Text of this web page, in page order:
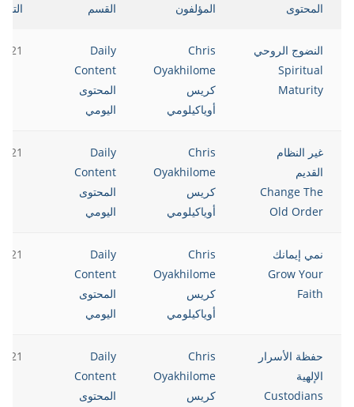
المحتوى
المؤلفون
القسم
النضوج الروحي
Spiritual
Maturity
Chris
Oyakhilome
كريس
أوياكيلومي
Daily
Content
المحتوى
اليومي
غير النظام
القديم
Change The
Old Order
Chris
Oyakhilome
كريس
أوياكيلومي
Daily
Content
المحتوى
اليومي
نمي إيمانك
Grow Your
Faith
Chris
Oyakhilome
كريس
أوياكيلومي
Daily
Content
المحتوى
اليومي
حفظة الأسرار
الإلهية
Custodians
Chris
Oyakhilome
كريس
Daily
Content
المحتوى